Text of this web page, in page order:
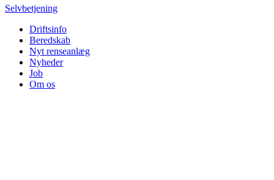
Selvbetjening
Driftsinfo
Beredskab
Nyt renseanlæg
Nyheder
Job
Om os